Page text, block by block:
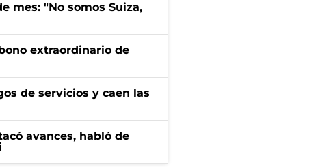
mes: "No somos Suiza,
extraordinario de
de servicios y caen las
avances, habló de